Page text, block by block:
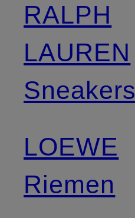
RALPH
LAUREN
Sneakers
LOEWE
Riemen